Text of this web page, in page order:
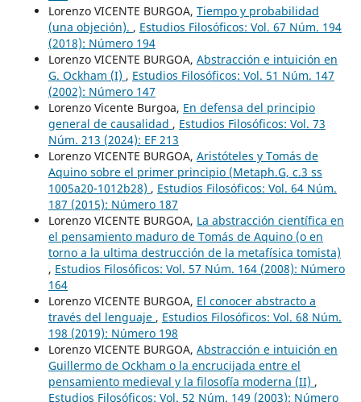
Lorenzo VICENTE BURGOA, Tiempo y probabilidad
(una objeción). , Estudios Filosóficos: Vol. 67 Núm. 194
(2018): Número 194
Lorenzo VICENTE BURGOA, Abstracción e intuición en
G. Ockham (I) , Estudios Filosóficos: Vol. 51 Núm. 147
(2002): Número 147
Lorenzo Vicente Burgoa, En defensa del principio
general de causalidad , Estudios Filosóficos: Vol. 73
Núm. 213 (2024): EF 213
Lorenzo VICENTE BURGOA, Aristóteles y Tomás de
Aquino sobre el primer principio (Metaph.G, c.3 ss
1005a20-1012b28) , Estudios Filosóficos: Vol. 64 Núm.
187 (2015): Número 187
Lorenzo VICENTE BURGOA, La abstracción científica en
el pensamiento maduro de Tomás de Aquino (o en
torno a la ultima destrucción de la metafísica tomista)
, Estudios Filosóficos: Vol. 57 Núm. 164 (2008): Número
164
Lorenzo VICENTE BURGOA, El conocer abstracto a
través del lenguaje , Estudios Filosóficos: Vol. 68 Núm.
198 (2019): Número 198
Lorenzo VICENTE BURGOA, Abstracción e intuición en
Guillermo de Ockham o la encrucijada entre el
pensamiento medieval y la filosofía moderna (II) ,
Estudios Filosóficos: Vol. 52 Núm. 149 (2003): Número